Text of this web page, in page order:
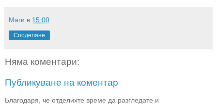
Маги в 15:00
Споделяне
Няма коментари:
Публикуване на коментар
Благодаря, че отделихте време да разгледате и